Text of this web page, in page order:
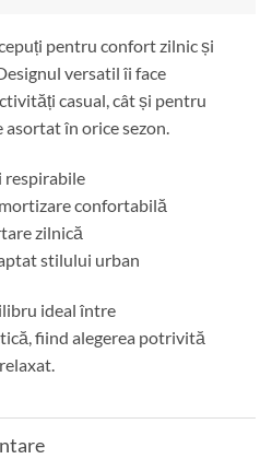
pentru confort zilnic și
versatil îi face
casual, cât și pentru
în orice sezon.
respirabile
confortabilă
zilnică
stilului urban
ideal între
fiind alegerea potrivită